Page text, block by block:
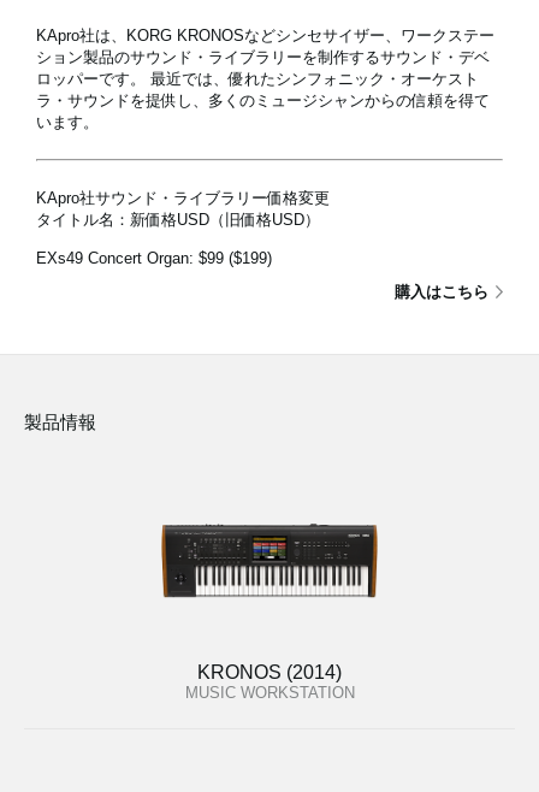
KApro社は、KORG KRONOSなどシンセサイザー、ワークステー
ション製品のサウンド・ライブラリーを制作するサウンド・デベ
ロッパーです。 最近では、優れたシンフォニック・オーケスト
ラ・サウンドを提供し、多くのミュージシャンからの信頼を得て
います。
KApro社サウンド・ライブラリー価格変更
タイトル名：新価格USD（旧価格USD）
EXs49 Concert Organ: $99 ($199)
購入はこちら
製品情報
KRONOS (2014)
MUSIC WORKSTATION